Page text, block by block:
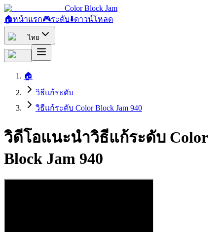
Color Block Jam
🏠หน้าแรก🎮ระดับ⬇️ดาวน์โหลด
ไทย
🏠
วิธีแก้ระดับ
วิธีแก้ระดับ Color Block Jam 940
วิดีโอแนะนำวิธีแก้ระดับ Color
Block Jam 940